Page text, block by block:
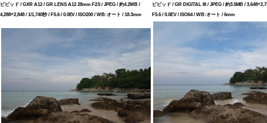
ビビッド / GXR A12 / GR LENS A12 28mm F2.5 / JPEG / 約4.2MB /
4,288×2,848 / 1/1,740秒 / F5.6 / 0.0EV / ISO200 / WB:オート / 18.3mm
ビビッド / GR DIGITAL III / JPEG / 約3.5MB /
F5.6 / 0.0EV / ISO64 / WB:オート / 6mm